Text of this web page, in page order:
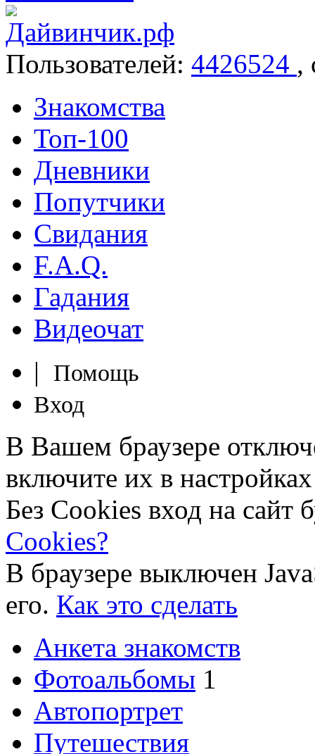
Пользователей: 4426524 ,
Знакомства
Топ-100
Дневники
Попутчики
Свидания
F.A.Q.
Гадания
Видеочат
|
Помощь
Вход
В Вашем браузере
включите их в
Без Cookies вход на сайт
Cookies?
В браузере выключен
его. Как это сделать
Анкета знакомств
Фотоальбомы 1
Автопортрет
Путешествия